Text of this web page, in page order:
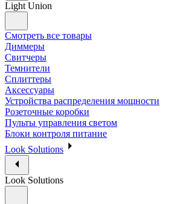
Light Union
Смотреть все товары
Диммеры
Свитчеры
Темнители
Сплиттеры
Аксессуары
Устройства распределения мощности
Розеточные коробки
Пульты управления светом
Блоки контроля питание
Look Solutions
Look Solutions